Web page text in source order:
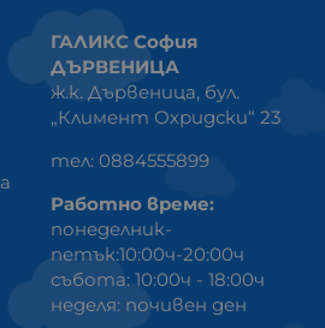
ГАЛИКС София
ДЪРВЕНИЦА
ж.к. Дървеница, бул.
„Климент Охридски“ 23
тел: 0884555899
Работно време:
понеделник-
петък:10:00ч-20:00ч
събота: 10:00ч - 18:00ч
неделя: почивен ден